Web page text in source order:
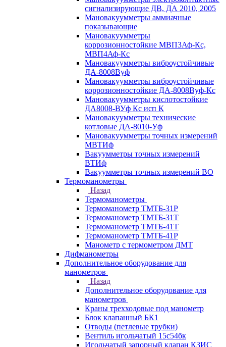
сигнализирующие ДВ, ДА 2010, 2005
Мановакуумметры аммиачные
показывающие
Мановакуумметры
коррозионностойкие МВП3Аф-Кс,
МВП4Аф-Кс
Мановакуумметры виброустойчивые
ДА-8008Вуф
Мановакуумметры виброустойчивые
коррозионностойкие ДА-8008Вуф-Кс
Мановакуумметры кислотостойкие
ДА8008-ВУф Кс исп К
Мановакуумметры технические
котловые ДА-8010-Уф
Мановакуумметры точных измерений
МВТИф
Вакуумметры точных измерений
ВТИф
Вакуумметры точных измерений ВО
Термоманометры
Назад
Термоманометры
Термоманометр ТМТБ-31Р
Термоманометр ТМТБ-31Т
Термоманометр ТМТБ-41Т
Термоманометр ТМТБ-41Р
Манометр с термометром ДМТ
Дифманометры
Дополнительное оборудование для
манометров
Назад
Дополнительное оборудование для
манометров
Краны трехходовые под манометр
Блок клапанный БК1
Отводы (петлевые трубки)
Вентиль игольчатый 15с54бк
Игольчатый запорный клапан КЗИС